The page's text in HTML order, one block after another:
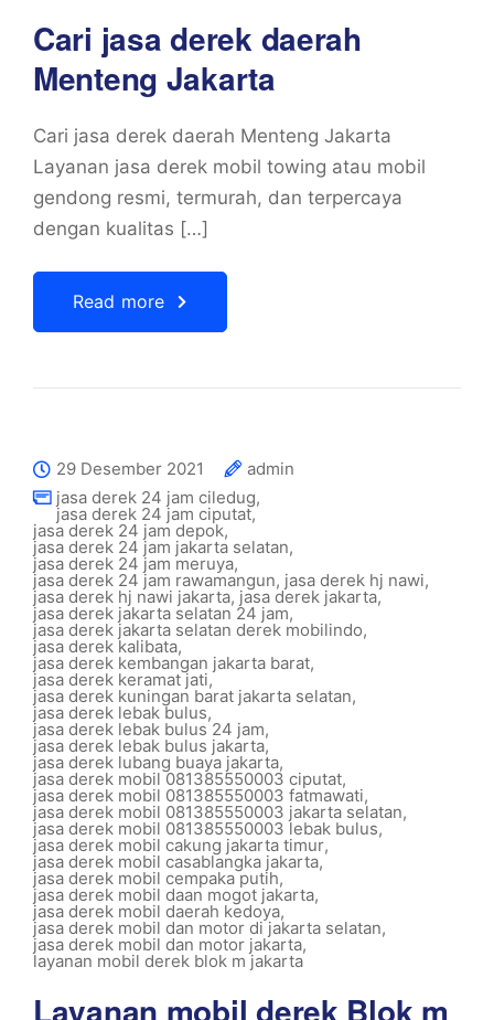
Cari jasa derek daerah
Menteng Jakarta
Cari jasa derek daerah Menteng Jakarta
Layanan jasa derek mobil towing atau mobil
gendong resmi, termurah, dan terpercaya
dengan kualitas […]
Read more
29 Desember 2021
admin
jasa derek 24 jam ciledug,
jasa derek 24 jam ciputat,
jasa derek 24 jam depok,
jasa derek 24 jam jakarta selatan,
jasa derek 24 jam meruya,
jasa derek 24 jam rawamangun, jasa derek hj nawi,
jasa derek hj nawi jakarta, jasa derek jakarta,
jasa derek jakarta selatan 24 jam,
jasa derek jakarta selatan derek mobilindo,
jasa derek kalibata,
jasa derek kembangan jakarta barat,
jasa derek keramat jati,
jasa derek kuningan barat jakarta selatan,
jasa derek lebak bulus,
jasa derek lebak bulus 24 jam,
jasa derek lebak bulus jakarta,
jasa derek lubang buaya jakarta,
jasa derek mobil 081385550003 ciputat,
jasa derek mobil 081385550003 fatmawati,
jasa derek mobil 081385550003 jakarta selatan,
jasa derek mobil 081385550003 lebak bulus,
jasa derek mobil cakung jakarta timur,
jasa derek mobil casablangka jakarta,
jasa derek mobil cempaka putih,
jasa derek mobil daan mogot jakarta,
jasa derek mobil daerah kedoya,
jasa derek mobil dan motor di jakarta selatan,
jasa derek mobil dan motor jakarta,
layanan mobil derek blok m jakarta
Layanan mobil derek Blok m